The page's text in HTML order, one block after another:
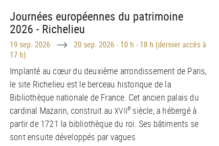
Journées européennes du patrimoine
2026 - Richelieu
19 sep. 2026 Until 20 sep. 2026 - 10 h - 18 h (dernier accès à
17 h)
Implanté au cœur du deuxième arrondissement de Paris,
le site Richelieu est le berceau historique de la
Bibliothèque nationale de France. Cet ancien palais du
cardinal Mazarin, construit auXVIIe siècle, a hébergé à
partir de 1721 la bibliothèque du roi. Ses bâtiments se
sont ensuite développés par vagues